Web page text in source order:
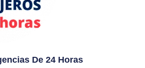
De 24 Horas